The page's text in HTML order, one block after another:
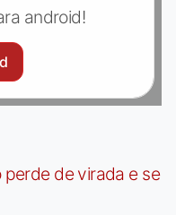
android!
perde de virada e se